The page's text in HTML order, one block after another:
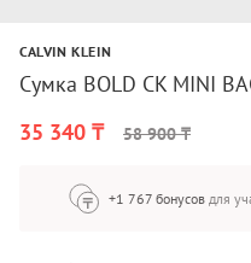
CALVIN KLEIN
Сумка BOLD CK MINI
35 340 ₸
58 900 ₸
+1 767 бонусов для